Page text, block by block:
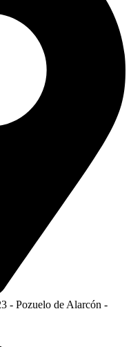
- Pozuelo de Alarcón -